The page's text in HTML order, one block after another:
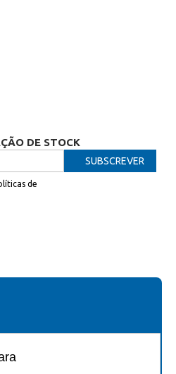
DE STOCK
de
SUBSCREVER